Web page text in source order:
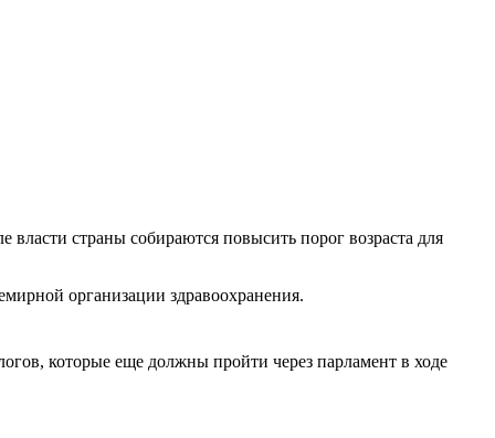
страны собираются повысить порог возраста для
организации здравоохранения.
которые еще должны пройти через парламент в ходе